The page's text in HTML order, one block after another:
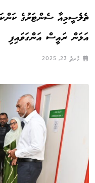
ތެލެސީމިއާ ސެންޓަރުގެ
އަޅަން ރައީސް އަންގަވައިފި
މާރޗް 23, 2025